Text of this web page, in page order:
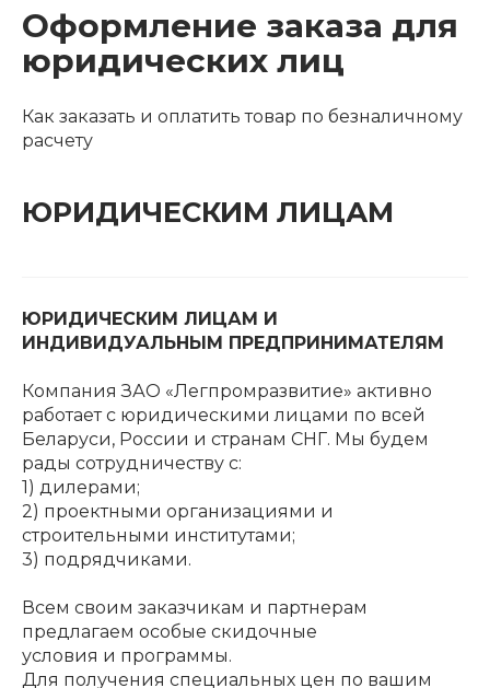
Оформление заказа для
юридических лиц
Как заказать и оплатить товар по безналичному
расчету
ЮРИДИЧЕСКИМ ЛИЦАМ
ЮРИДИЧЕСКИМ ЛИЦАМ И
ИНДИВИДУАЛЬНЫМ ПРЕДПРИНИМАТЕЛЯМ
Компания ЗАО «Легпромразвитие» активно
работает с юридическими лицами по всей
Беларуси, России и странам СНГ. Мы будем
рады сотрудничеству с:
1) дилерами;
2) проектными организациями и
строительными институтами;
3) подрядчиками.
Всем своим заказчикам и партнерам
предлагаем особые скидочные
условия и программы.
Для получения специальных цен по вашим